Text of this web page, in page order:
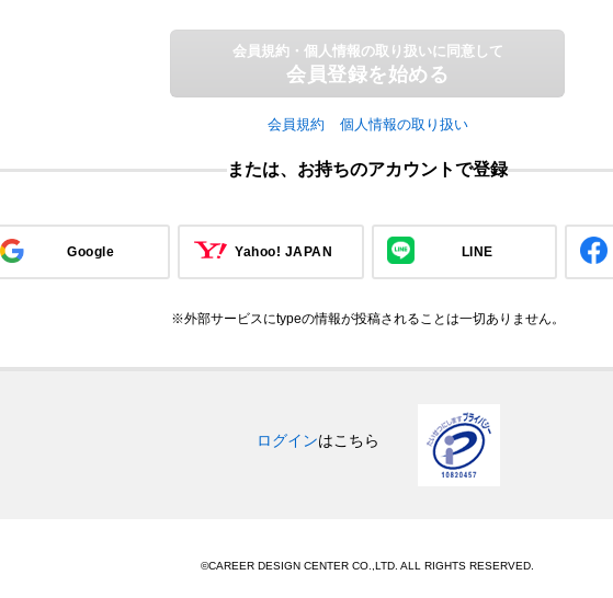
会員規約・個人情報の取り扱いに同意して
会員登録を始める
会員規約 個人情報の取り扱い
または、お持ちのアカウントで登録
Google Yahoo! JAPAN LINE
※外部サービスにtypeの情報が投稿されることは一切ありません。
ログインはこちら
©CAREER DESIGN CENTER CO.,LTD. ALL RIGHTS RESERVED.